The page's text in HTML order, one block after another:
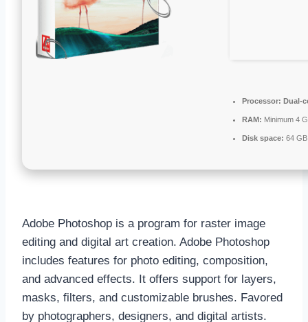
Processor: Dual-
RAM: Minimum 4
Disk space: 64
Adobe Photoshop is a program for raster image
editing and digital art creation. Adobe Photoshop
includes features for photo editing, composition,
and advanced effects. It offers support for layers,
masks, filters, and customizable brushes. Favored
by photographers, designers, and digital artists.